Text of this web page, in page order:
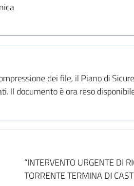
dei file, il Piano di
Il documento è ora reso
Dati del bando
“INTERVENTO URGENTE DI
TORRENTE TERMINA DI